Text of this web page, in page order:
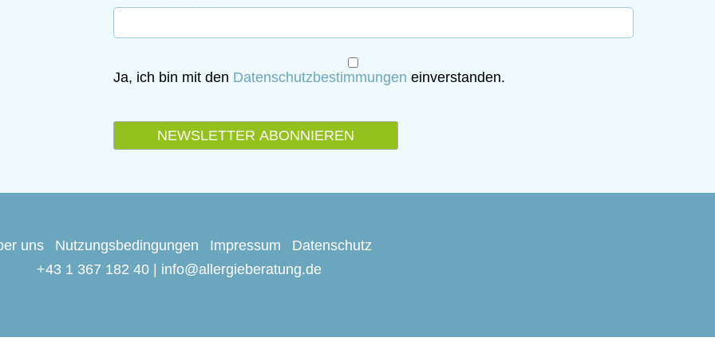
Ja, ich bin mit den Datenschutzbestimmungen einverstanden.
uns Nutzungsbedingungen Impressum Datenschutz
+43 1 367 182 40| info@allergieberatung.de